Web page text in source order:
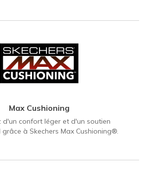
Max Cushioning
d'un confort léger et d'un soutien
grâce à Skechers Max Cushioning®.